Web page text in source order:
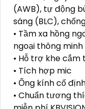
(AWB), tự động
sáng (BLC),
• Tầm xa hồng
ngoại thông minh
• Hỗ trợ khe cắm
• Tích hợp mic
• Ống kính cố
• Chuẩn tương